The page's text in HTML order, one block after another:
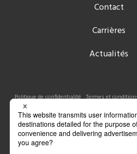
Contact
Carrières
Actualités
Politique de confidentialité Termes et